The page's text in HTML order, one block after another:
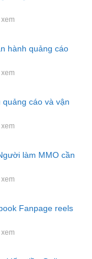
hành quảng cáo
cáo và vận
làm MMO cần
Fanpage reels